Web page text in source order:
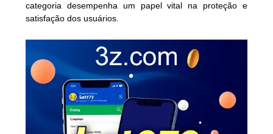
categoria desempenha um papel vital na proteção e
satisfação dos usuários.